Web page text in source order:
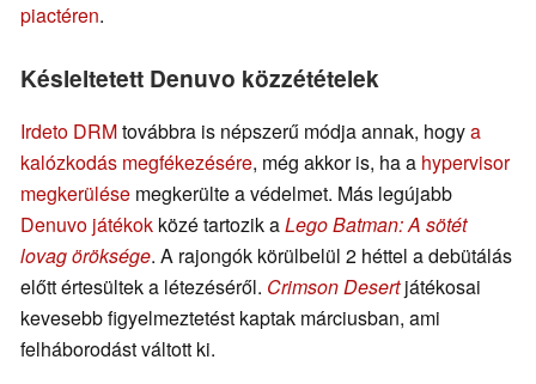
piactéren.
Késleltetett Denuvo közzétételek
Irdeto DRMtovábbra is népszerű módja annak, hogya
kalózkodás megfékezésére, még akkor is, ha a hypervisor
megkerülése megkerülte a védelmet. Más legújabb
Denuvo játékok közé tartozik aLego Batman: A sötét
lovag öröksége. A rajongók körülbelül 2 héttel a debütálás
előtt értesültek a létezéséről. Crimson Desertjátékosai
kevesebb figyelmeztetést kaptak márciusban, ami
felháborodást váltott ki.